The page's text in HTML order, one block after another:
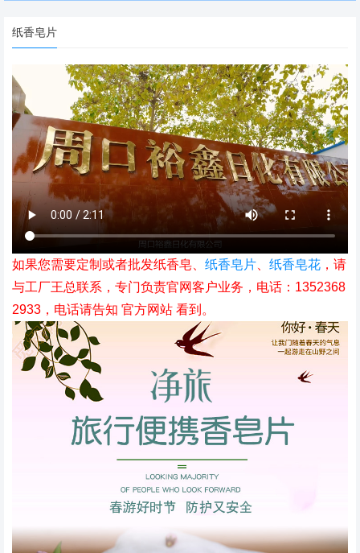
纸香皂片
如果您需要定制或者批发纸香皂、 纸香皂片 纸香皂花 ，请
与工厂王总联系，专门负责官网客户业务，电话：1352368
2933，电话请告知 官方网站 看到。